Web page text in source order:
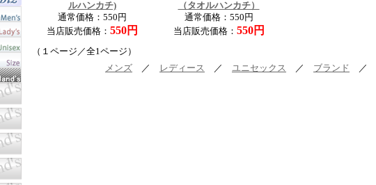
ルハンカチ)
通常価格：550円
当店販売価格： 550円
（タオルハンカチ）
通常価格：550円
当店販売価格： 550円
（１ページ／全1ページ）
メンズ ／ レディース ／ ユニセックス ／ ブランド ／